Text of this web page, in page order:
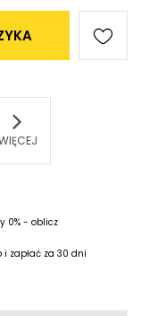
0% - oblicz
i zapłać za 30 dni